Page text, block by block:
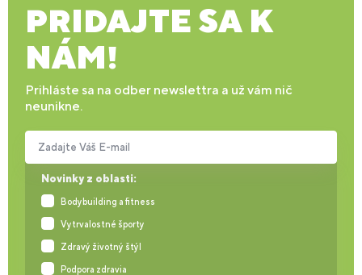
PRIDAJTE SA K
NÁM!
Prihláste sa na odber newslettra a už vám nič
neunikne.
Novinky z oblasti:
Bodybuilding a fitness
Vytrvalostné športy
Zdravý životný štýl
Podpora zdravia
Zadajte Váš E-mail